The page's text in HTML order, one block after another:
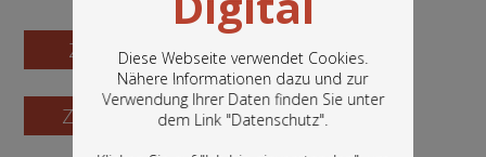
Diese Webseite verwendet Cookies.
Nähere Informationen dazu und zur
Verwendung Ihrer Daten finden Sie unter
dem Link "Datenschutz".
In diesem Portal finden Sie die digitalen
Bestände der Österreichischen
Nationalbibliothek: Bücher, Fotografien,
Zum Digitalisat
Zum Katalogisat